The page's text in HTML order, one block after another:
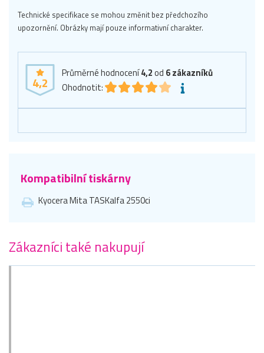
Technické specifikace se mohou změnit bez předchozího
upozornění. Obrázky mají pouze informativní charakter.
4,2
Průměrné hodnocení4,2od 6zákazníků
Ohodnotit:
Kompatibilní tiskárny
Kyocera Mita TASKalfa 2550ci
Zákazníci také nakupují